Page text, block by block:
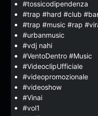
#tossicodipendenza
#trap #hard #club
#trap #music #rap
#urbanmusic
#vdj nahi
#VentoDentro #Music
#VideoclipUfficiale
#videopromozionale
#videoshow
#Vinai
#vol1